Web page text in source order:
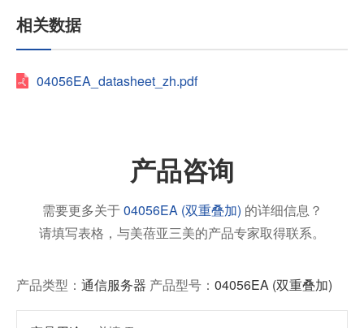
相关数据
04056EA_datasheet_zh.pdf
产品咨询
需要更多关于04056EA (双重叠加) 的详细信息？
请填写表格，与美蓓亚三美的产品专家取得联系。
产品类型： 通信服务器 产品型号： 04056EA (双重叠加)